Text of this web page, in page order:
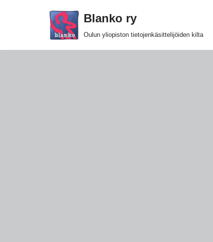
Blanko ry
Oulun yliopiston tietojenkäsittelijöiden kilta